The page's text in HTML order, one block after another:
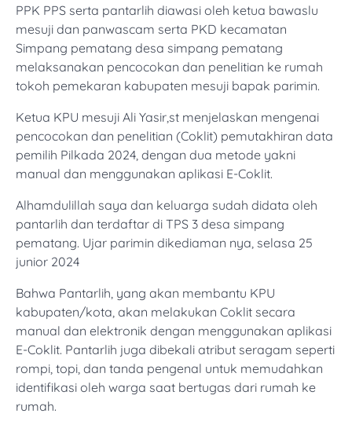
PPK PPS serta pantarlih diawasi oleh ketua bawaslu
mesuji dan panwascam serta PKD kecamatan
Simpang pematang desa simpang pematang
melaksanakan pencocokan dan penelitian ke rumah
tokoh pemekaran kabupaten mesuji bapak parimin.
Ketua KPU mesuji Ali Yasir,st menjelaskan mengenai
pencocokan dan penelitian (Coklit) pemutakhiran data
pemilih Pilkada 2024, dengan dua metode yakni
manual dan menggunakan aplikasi E-Coklit.
Alhamdulillah saya dan keluarga sudah didata oleh
pantarlih dan terdaftar di TPS 3 desa simpang
pematang. Ujar parimin dikediaman nya, selasa 25
junior 2024
Bahwa Pantarlih, yang akan membantu KPU
kabupaten/kota, akan melakukan Coklit secara
manual dan elektronik dengan menggunakan aplikasi
E-Coklit. Pantarlih juga dibekali atribut seragam seperti
rompi, topi, dan tanda pengenal untuk memudahkan
identifikasi oleh warga saat bertugas dari rumah ke
rumah.